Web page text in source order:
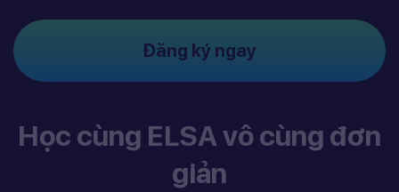
Đăng ký ngay
Học cùng ELSA vô cùng đơn
giản